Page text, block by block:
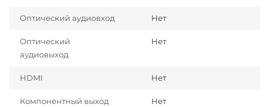
Оптический аудиовход Нет
Оптический
аудиовыход
Нет
HDMI Нет
Компонентный выход Нет